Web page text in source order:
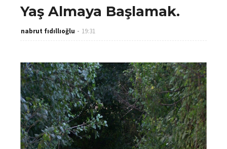
Yaş Almaya Başlamak.
nabrut fıdıllıoğlu 19:31